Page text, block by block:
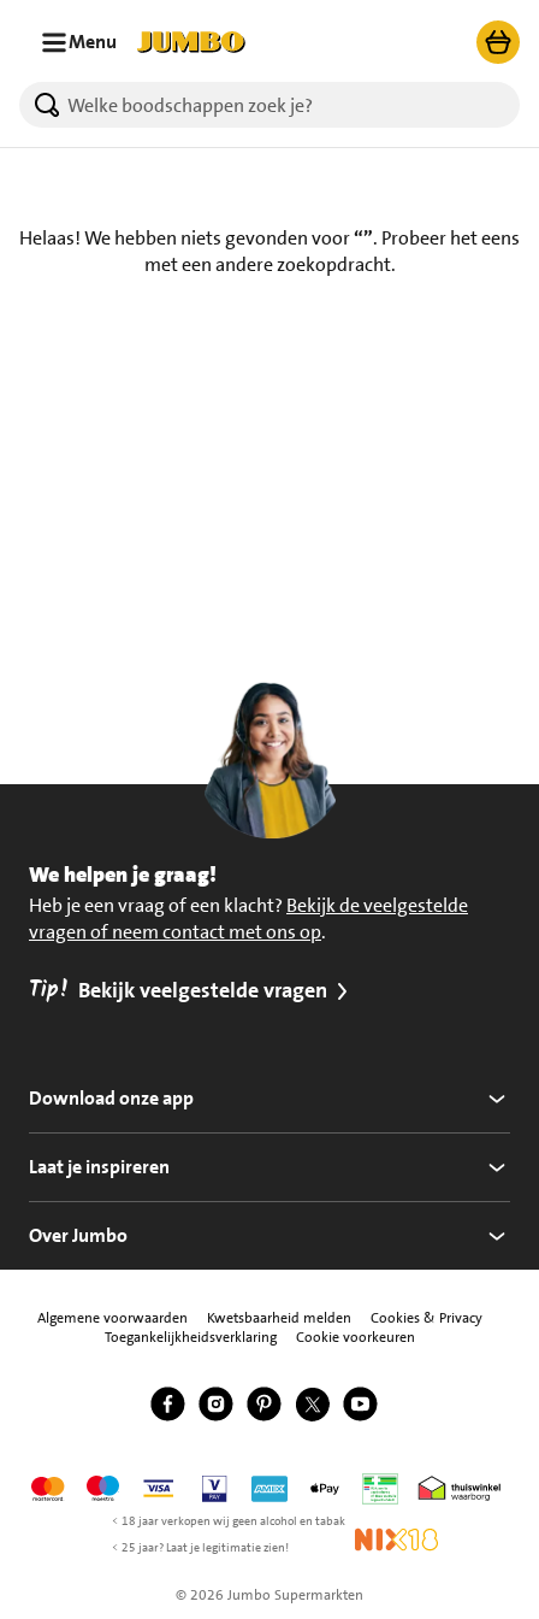
Menu
Helaas! We hebben niets gevonden voor“”. Probeer het eens
met een andere zoekopdracht.
We helpen je graag!
Heb je een vraag of een klacht? Bekijk de veelgestelde
vragen of neem contact met ons op.
Tip! Bekijk veelgestelde vragen
Download onze app
Laat je inspireren
Over Jumbo
Algemene voorwaarden Kwetsbaarheid melden
Cookies & Privacy
Toegankelijkheidsverklaring
Cookie voorkeuren
Volg ons
Jumbo Facebook
Jumbo Instagram
Jumbo Pinterest
Jumbo Twitter
Jumbo YouTube
MastercardMaestroVisa Vpay American Express
Apple Pay Thuiswinkel
< 18 jaar verkopen wij geen alcohol en tabak
< 25 jaar? Laat je legitimatie zien!
NIX18
© 2026 Jumbo Supermarkten